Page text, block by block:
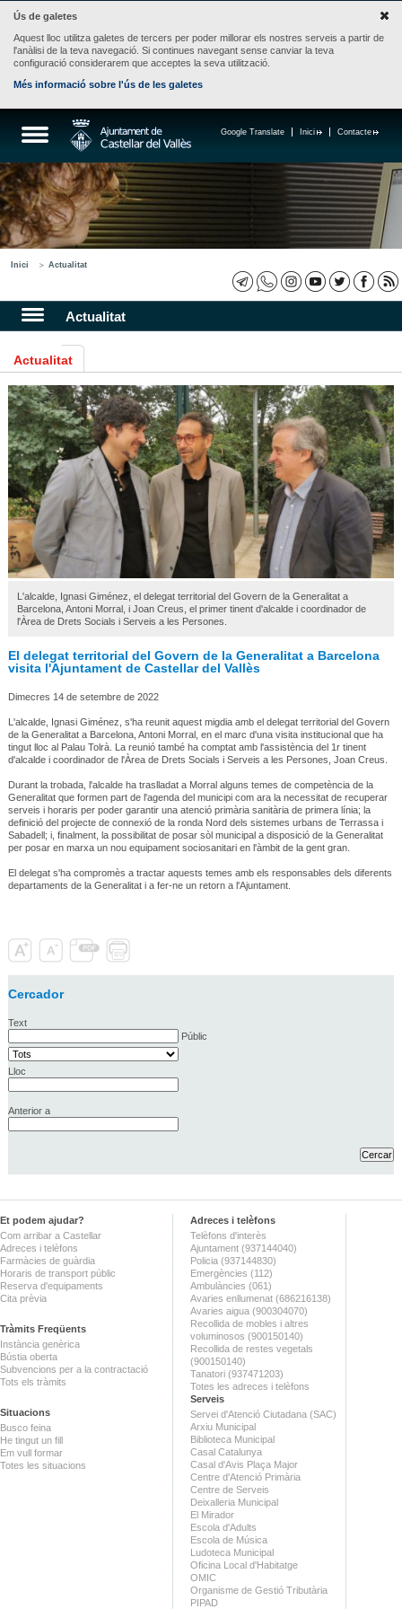
Ús de galetes
Aquest lloc utilitza galetes de tercers per poder millorar els nostres serveis a partir de
l'anàlisi de la teva navegació. Si continues navegant sense canviar la teva
configuració considerarem que acceptes la seva utilització.
Més informació sobre l'ús de les galetes
Contacte
Inici
Google Translate
Inici Actualitat
Actualitat
Actualitat
L'alcalde, Ignasi Giménez, el delegat territorial del Govern de la Generalitat a
Barcelona, Antoni Morral, i Joan Creus, el primer tinent d'alcalde i coordinador de
l'Àrea de Drets Socials i Serveis a les Persones.
El delegat territorial del Govern de la Generalitat a Barcelona
visita l'Ajuntament de Castellar del Vallès
Dimecres 14 de setembre de 2022
L'alcalde, Ignasi Giménez, s'ha reunit aquest migdia amb el delegat territorial del Govern
de la Generalitat a Barcelona, Antoni Morral, en el marc d'una visita institucional que ha
tingut lloc al Palau Tolrà. La reunió també ha comptat amb l'assistència del 1r tinent
d'alcalde i coordinador de l'Àrea de Drets Socials i Serveis a les Persones, Joan Creus.
Durant la trobada, l'alcalde ha traslladat a Morral alguns temes de competència de la
Generalitat que formen part de l'agenda del municipi com ara la necessitat de recuperar
serveis i horaris per poder garantir una atenció primària sanitària de primera línia; la
definició del projecte de connexió de la ronda Nord dels sistemes urbans de Terrassa i
Sabadell; i, finalment, la possibilitat de posar sòl municipal a disposició de la Generalitat
per posar en marxa un nou equipament sociosanitari en l'àmbit de la gent gran.
El delegat s'ha compromès a tractar aquests temes amb els responsables dels diferents
departaments de la Generalitat i a fer-ne un retorn a l'Ajuntament.
Cercador
Text
Públic
Lloc
Anterior a
Et podem ajudar?
Com arribar a Castellar
Adreces i telèfons
Farmàcies de guàrdia
Horaris de transport públic
Reserva d'equipaments
Cita prèvia
Tràmits Freqüents
Instància genèrica
Bústia oberta
Subvencions per a la contractació
Tots els tràmits
Situacions
Busco feina
He tingut un fill
Em vull formar
Totes les situacions
Adreces i telèfons
Telèfons d'interès
Ajuntament (937144040)
Policia (937144830)
Emergències (112)
Ambulàncies (061)
Avaries enllumenat (686216138)
Avaries aigua (900304070)
Recollida de mobles i altres
voluminosos (900150140)
Recollida de restes vegetals
(900150140)
Tanatori (937471203)
Totes les adreces i telèfons
Serveis
Servei d'Atenció Ciutadana (SAC)
Arxiu Municipal
Biblioteca Municipal
Casal Catalunya
Casal d'Avis Plaça Major
Centre d'Atenció Primària
Centre de Serveis
Deixalleria Municipal
El Mirador
Escola d'Adults
Escola de Música
Ludoteca Municipal
Oficina Local d'Habitatge
OMIC
Organisme de Gestió Tributària
PIPAD